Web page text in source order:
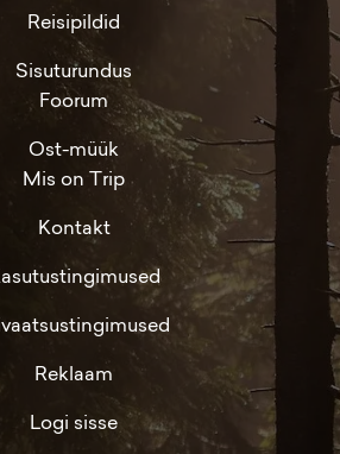
Reisipildid
Sisuturundus
Foorum
Ost-müük
Mis on Trip
Kontakt
Reklaam
Logi sisse